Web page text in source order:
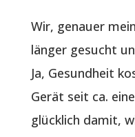
Wir, genauer
länger gesucht
Ja, Gesundheit
Gerät seit ca.
glücklich damit,